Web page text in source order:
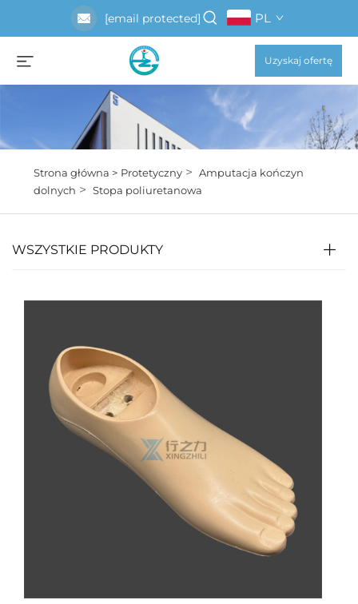
[email protected] PL
Uzyskaj ofertę
Strona główna > Protetyczny> Amputacja kończyn
dolnych > Stopa poliuretanowa
WSZYSTKIE PRODUKTY